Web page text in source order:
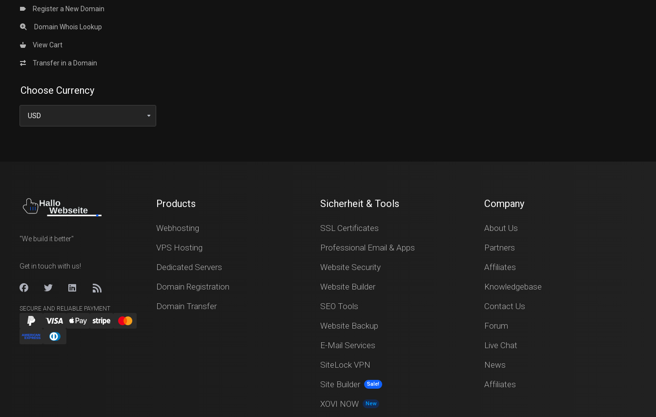
Register a New Domain
Domain Whois Lookup
View Cart
Transfer in a Domain
Choose Currency
"We build it better"
Get in touch with us!
SECURE AND RELIABLE PAYMENT
Products
Webhosting
VPS Hosting
Dedicated Servers
Domain Registration
Domain Transfer
Sicherheit & Tools
SSL Certificates
Professional Email & Apps
Website Security
Website Builder
SEO Tools
Website Backup
E-Mail Services
SiteLock VPN
Site Builder
Sale!
XOVI NOW New
Company
About Us
Partners
Affiliates
Knowledgebase
Contact Us
Forum
Live Chat
News
Affiliates